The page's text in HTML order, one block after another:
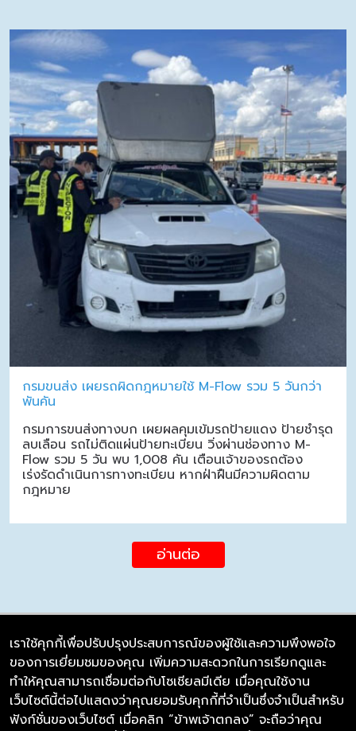
กรมขนส่ง เผยรถผิดกฎหมายใช้ M-Flow รวม 5 วันกว่า
พันคัน
กรมการขนส่งทางบก เผยผลคุมเข้มรถป้ายแดง ป้ายชำรุด
ลบเลือน รถไม่ติดแผ่นป้ายทะเบียน วิ่งผ่านช่องทาง M-
Flow รวม 5 วัน พบ 1,008 คัน เตือนเจ้าของรถต้อง
เร่งรัดดำเนินการทางทะเบียน หากฝ่าฝืนมีความผิดตาม
กฎหมาย
อ่านต่อ
บริษัท ซิมลิงค์ จำกัด
98/226 Bangrakyai-Baanmai Road,
Bangyai, Nonthaburi 11140
เราใช้คุกกี้เพื่อปรับปรุงประสบการณ์ของผู้ใช้และความพึงพอใจ
ของการเยี่ยมชมของคุณ เพิ่มความสะดวกในการเรียกดูและ
ทำให้คุณสามารถเชื่อมต่อกับโซเชียลมีเดีย เมื่อคุณใช้งาน
เว็บไซต์นี้ต่อไปแสดงว่าคุณยอมรับคุกกี้ที่จำเป็นซึ่งจำเป็นสำหรับ
ฟังก์ชั่นของเว็บไซต์ เมื่อคลิก “ข้าพเจ้าตกลง” จะถือว่าคุณ